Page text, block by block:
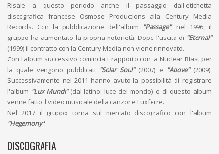
Risale a questo periodo anche il passaggio dall'etichetta
discografica francese Osmose Productions alla Century Media
Records. Con la pubblicazione dell'album
"Passage", nel 1996, il
gruppo ha aumentato la propria notorietà. Dopo l'uscita di "Eternal"
(1999) il contratto con la Century Media non viene rinnovato.
Con l'album successivo comincia il rapporto con la Nuclear Blast per
la quale vengono pubblicati "Solar Soul"(2007) e "Above" (2009).
Successivamente nel 2011 hanno avuto la possibilità di registrare
l'album "Lux Mundi"(dal latino: luce del mondo); e di questo album
venne fatto il video musicale della canzone Luxferre.
Nel 2017 il gruppo torna sul mercato discografico con l'album
"Hegemony".
DISCOGRAFIA